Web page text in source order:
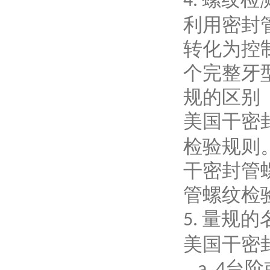
利用密封
转化为控
个完整牙
规的区别
美国干密
检验规则
干密封管
管螺纹检
5. 量规的
美国干密